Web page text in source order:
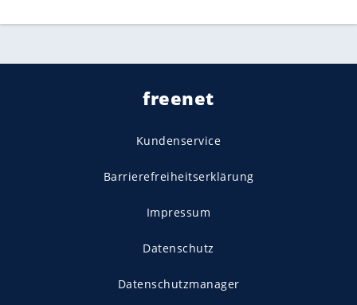
freenet
Kundenservice
Barrierefreiheitserklärung
Impressum
Datenschutz
Datenschutzmanager